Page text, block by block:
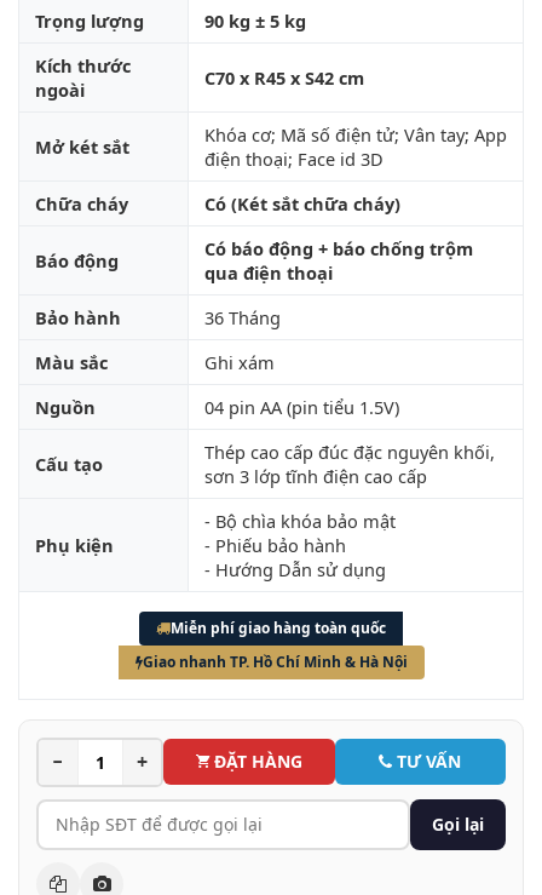
Trọng lượng
90 kg ± 5 kg
Kích thước
ngoài
C70 x R45 x S42 cm
Mở két sắt
Khóa cơ; Mã số điện tử; Vân tay; App
điện thoại; Face id 3D
Chữa cháy
Có (Két sắt chữa cháy)
Báo động
Có báo động + báo chống trộm
qua điện thoại
Bảo hành
36 Tháng
Màu sắc
Ghi xám
Nguồn
04 pin AA (pin tiểu 1.5V)
Cấu tạo
Thép cao cấp đúc đặc nguyên khối,
sơn 3 lớp tĩnh điện cao cấp
Phụ kiện
- Bộ chìa khóa bảo mật
- Phiếu bảo hành
- Hướng Dẫn sử dụng
Miễn phí giao hàng toàn quốc
Giao nhanh TP. Hồ Chí Minh & Hà Nội
− + ĐẶT HÀNG TƯ VẤN
Gọi lại